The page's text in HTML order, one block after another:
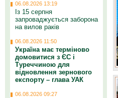
06.08.2026 13:19
Із 15 серпня
запроваджується заборона
на вилов раків
06.08.2026 11:50
Україна має терміново
домовитися з ЄС і
Туреччиною для
відновлення зернового
експорту – глава УАК
06.08.2026 09:27